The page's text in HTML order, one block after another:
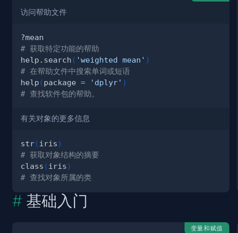
访问帮助文件
# 获取特定功能的帮助
help.search ( 'weighted mean' )
# 在帮助文件中搜索单词或短语
help (package = 'dplyr' )
# 查找软件包的帮助。
有关对象的更多信息
str( iris)
# 获取对象结构的摘要
class ( iris)
# 查找对象所属的类
基础入门
变量和赋值